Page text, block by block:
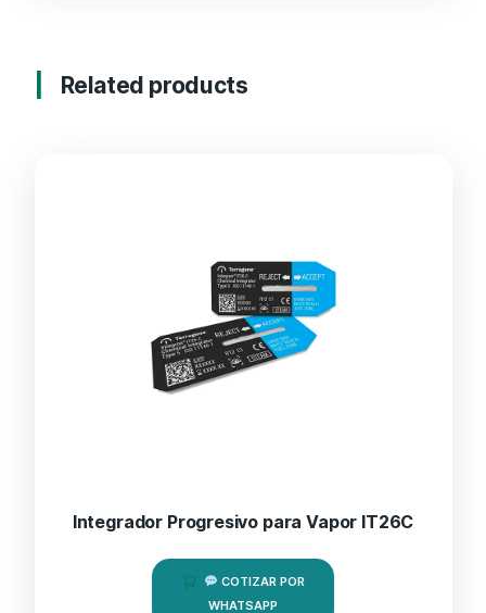
Related products
Integrador Progresivo para Vapor IT26C
COTIZAR POR
WHATSAPP